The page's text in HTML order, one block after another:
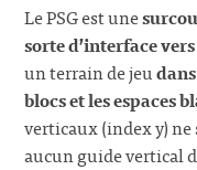
Le PSG est une
sorte d’interface
un terrain de jeu
blocs et les espaces
verticaux (index y) ne
aucun guide vertical